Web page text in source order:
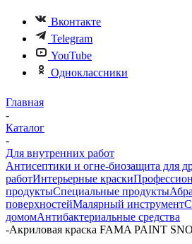
Вконтакте
Telegram
YouTube
Одноклассники
Главная
-
Каталог
-
Для внутренних работ
Антисептики и огне-биозащита для
работИнтерьерные краски
продуктыСпециальные продукты
поверхностейМалярный инструмент
домомАнтибактериальные средства
-Акриловая краска FAMA PAINT